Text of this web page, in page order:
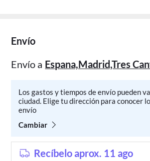
Envío
Envío a Espana,Madrid,Tres
Los gastos y tiempos de envío pueden
ciudad. Elige tu dirección para conocer
envío
Cambiar
Recíbelo aprox. 11 ago